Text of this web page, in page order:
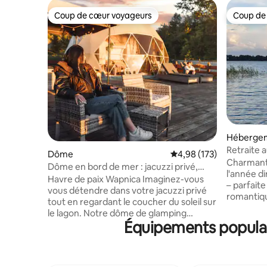
Coup de cœur voyageurs
Coup de cœur voyageurs
Dôme Évaluation moyenne
4,98 (173)
Dôme en bord de mer : jacuzzi privé,
sauna, coucher de soleil
Havre de paix Wapnica Imaginez-vous
vous détendre dans votre jacuzzi privé
tout en regardant le coucher du soleil sur
le lagon. Notre dôme de glamping
romantique est un endroit romantique
dans la nature avec une vue imprenable
Coup
Coup
Retraite
bateau à
l'année
–
et
saison.
Équipements